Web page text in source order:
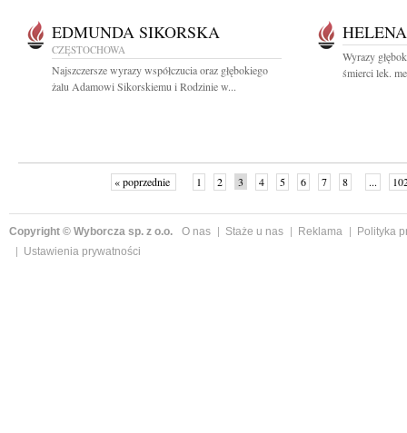
EDMUNDA SIKORSKA
CZĘSTOCHOWA
Najszczersze wyrazy współczucia oraz głębokiego
żalu Adamowi Sikorskiemu i Rodzinie w...
Wyrazy
śmierci lek.
« poprzednie 1 2 3 4 5 6 7 8 ...
Copyright © Wyborcza sp. z o.o. O nas Staże u nas Reklama
Polityka
Ustawienia prywatności